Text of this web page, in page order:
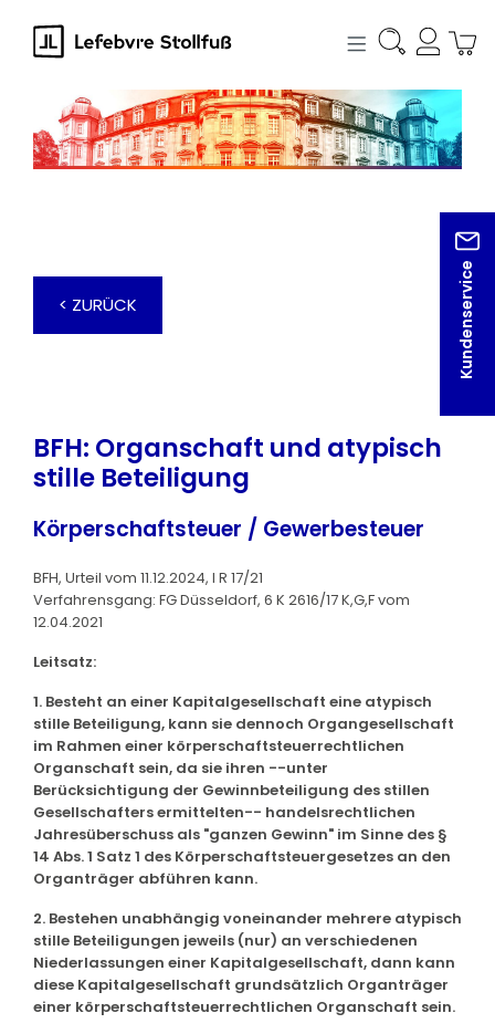
springen
Kundenservice
< ZURÜCK
BFH: Organschaft und atypisch
stille Beteiligung
Körperschaftsteuer / Gewerbesteuer
BFH, Urteil vom 11.12.2024, I R 17/21
Verfahrensgang: FG Düsseldorf, 6 K 2616/17 K,G,F vom
12.04.2021
Leitsatz:
1. Besteht an einer Kapitalgesellschaft eine atypisch
stille Beteiligung, kann sie dennoch Organgesellschaft
im Rahmen einer körperschaftsteuerrechtlichen
Organschaft sein, da sie ihren --unter
Berücksichtigung der Gewinnbeteiligung des stillen
Gesellschafters ermittelten-- handelsrechtlichen
Jahresüberschuss als "ganzen Gewinn" im Sinne des §
14 Abs. 1 Satz 1 des Körperschaftsteuergesetzes an den
Organträger abführen kann.
2. Bestehen unabhängig voneinander mehrere atypisch
stille Beteiligungen jeweils (nur) an verschiedenen
Niederlassungen einer Kapitalgesellschaft, dann kann
diese Kapitalgesellschaft grundsätzlich Organträger
einer körperschaftsteuerrechtlichen Organschaft sein.